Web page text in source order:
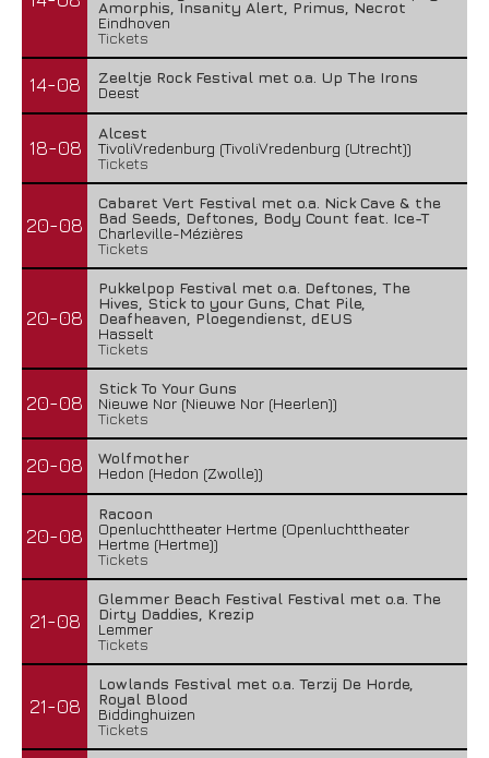
Amorphis, Insanity Alert, Primus, Necrot
Eindhoven
Tickets
14-08
Zeeltje Rock Festival met o.a. Up The Irons
Deest
18-08
Alcest
TivoliVredenburg (TivoliVredenburg (Utrecht))
Tickets
20-08
Cabaret Vert Festival met o.a. Nick Cave & the
Bad Seeds, Deftones, Body Count feat. Ice-T
Charleville-Mézières
Tickets
20-08
Pukkelpop Festival met o.a. Deftones, The
Hives, Stick to your Guns, Chat Pile,
Deafheaven, Ploegendienst, dEUS
Hasselt
Tickets
20-08
Stick To Your Guns
Nieuwe Nor (Nieuwe Nor (Heerlen))
Tickets
20-08
Wolfmother
Hedon (Hedon (Zwolle))
20-08
Racoon
Openluchttheater Hertme (Openluchttheater
Hertme (Hertme))
Tickets
21-08
Glemmer Beach Festival Festival met o.a. The
Dirty Daddies, Krezip
Lemmer
Tickets
21-08
Lowlands Festival met o.a. Terzij De Horde,
Royal Blood
Biddinghuizen
Tickets